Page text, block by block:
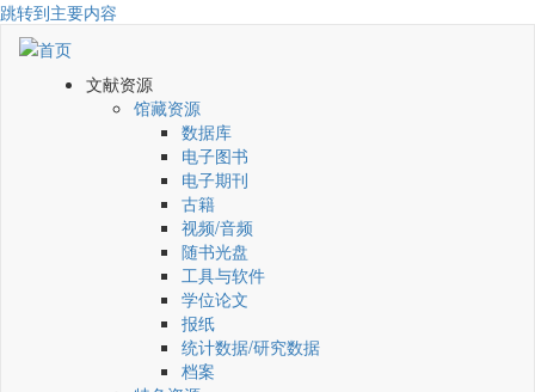
跳转到主要内容
文献资源
馆藏资源
数据库
电子图书
电子期刊
古籍
视频/音频
随书光盘
工具与软件
学位论文
报纸
统计数据/研究数据
档案